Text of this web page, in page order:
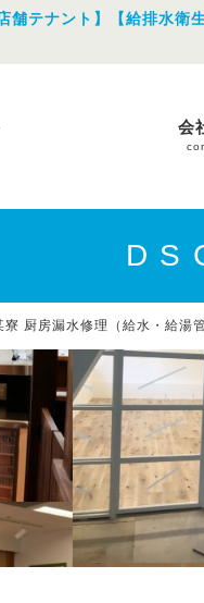
舗テナント】【給排水
会
寮 厨房漏水修理（給水・給湯管